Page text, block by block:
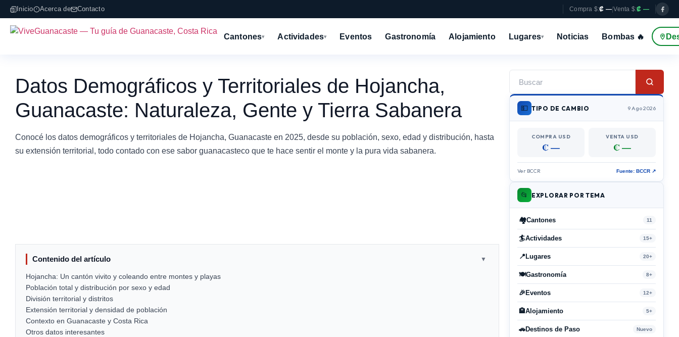
Inicio Acerca de Contacto Compra $:₡ — |Venta $:₡ —
Cantones▾ Actividades▾ Eventos Gastronomía Alojamiento Lugares▾ Noticias Bombas 🔥
Datos Demográficos y Territoriales de Hojancha,
Guanacaste: Naturaleza, Gente y Tierra Sabanera
Conocé los datos demográficos y territoriales de Hojancha, Guanacaste en 2025, desde su población, sexo, edad y distribución, hasta
su extensión territorial, todo contado con ese sabor guanacasteco que te hace sentir el monte y la pura vida sabanera.
Contenido del artículo ▼
Hojancha: Un cantón vivito y coleando entre montes y playas
Población total y distribución por sexo y edad
División territorial y distritos
Extensión territorial y densidad de población
Contexto en Guanacaste y Costa Rica
Otros datos interesantes
💵 TIPO DE CAMBIO 9 Ago 2026
COMPRA USD
₡ —
VENTA USD
₡ —
Ver BCCR Fuente: BCCR ↗
📂 EXPLORAR POR TEMA
🏘️Cantones 11
🏄Actividades 15+
📍 Lugares 20+
🍽️Gastronomía 8+
🎉 Eventos 12+
🏨Alojamiento 5+
🚗Destinos de Paso Nuevo